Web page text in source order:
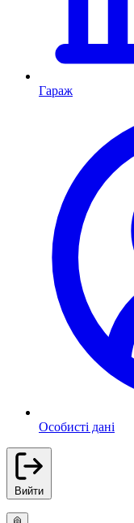
Гараж
Особисті дані
Вийти